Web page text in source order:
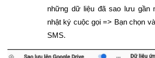
những dữ liệu đã sao lưu gần
nhật ký cuộc gọi => Bạn chọn
SMS.